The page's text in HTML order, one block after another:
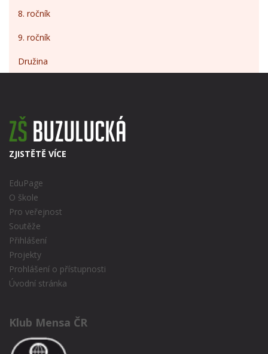
8. ročník
9. ročník
Družina
ZJISTĚTĚ VÍCE
EduPage
O škole
Pro veřejnost
Soutěže
Přihlášení
Projekty
Prohlášení o přístupnosti
Úvodní stránka
Klub Mensa ČR